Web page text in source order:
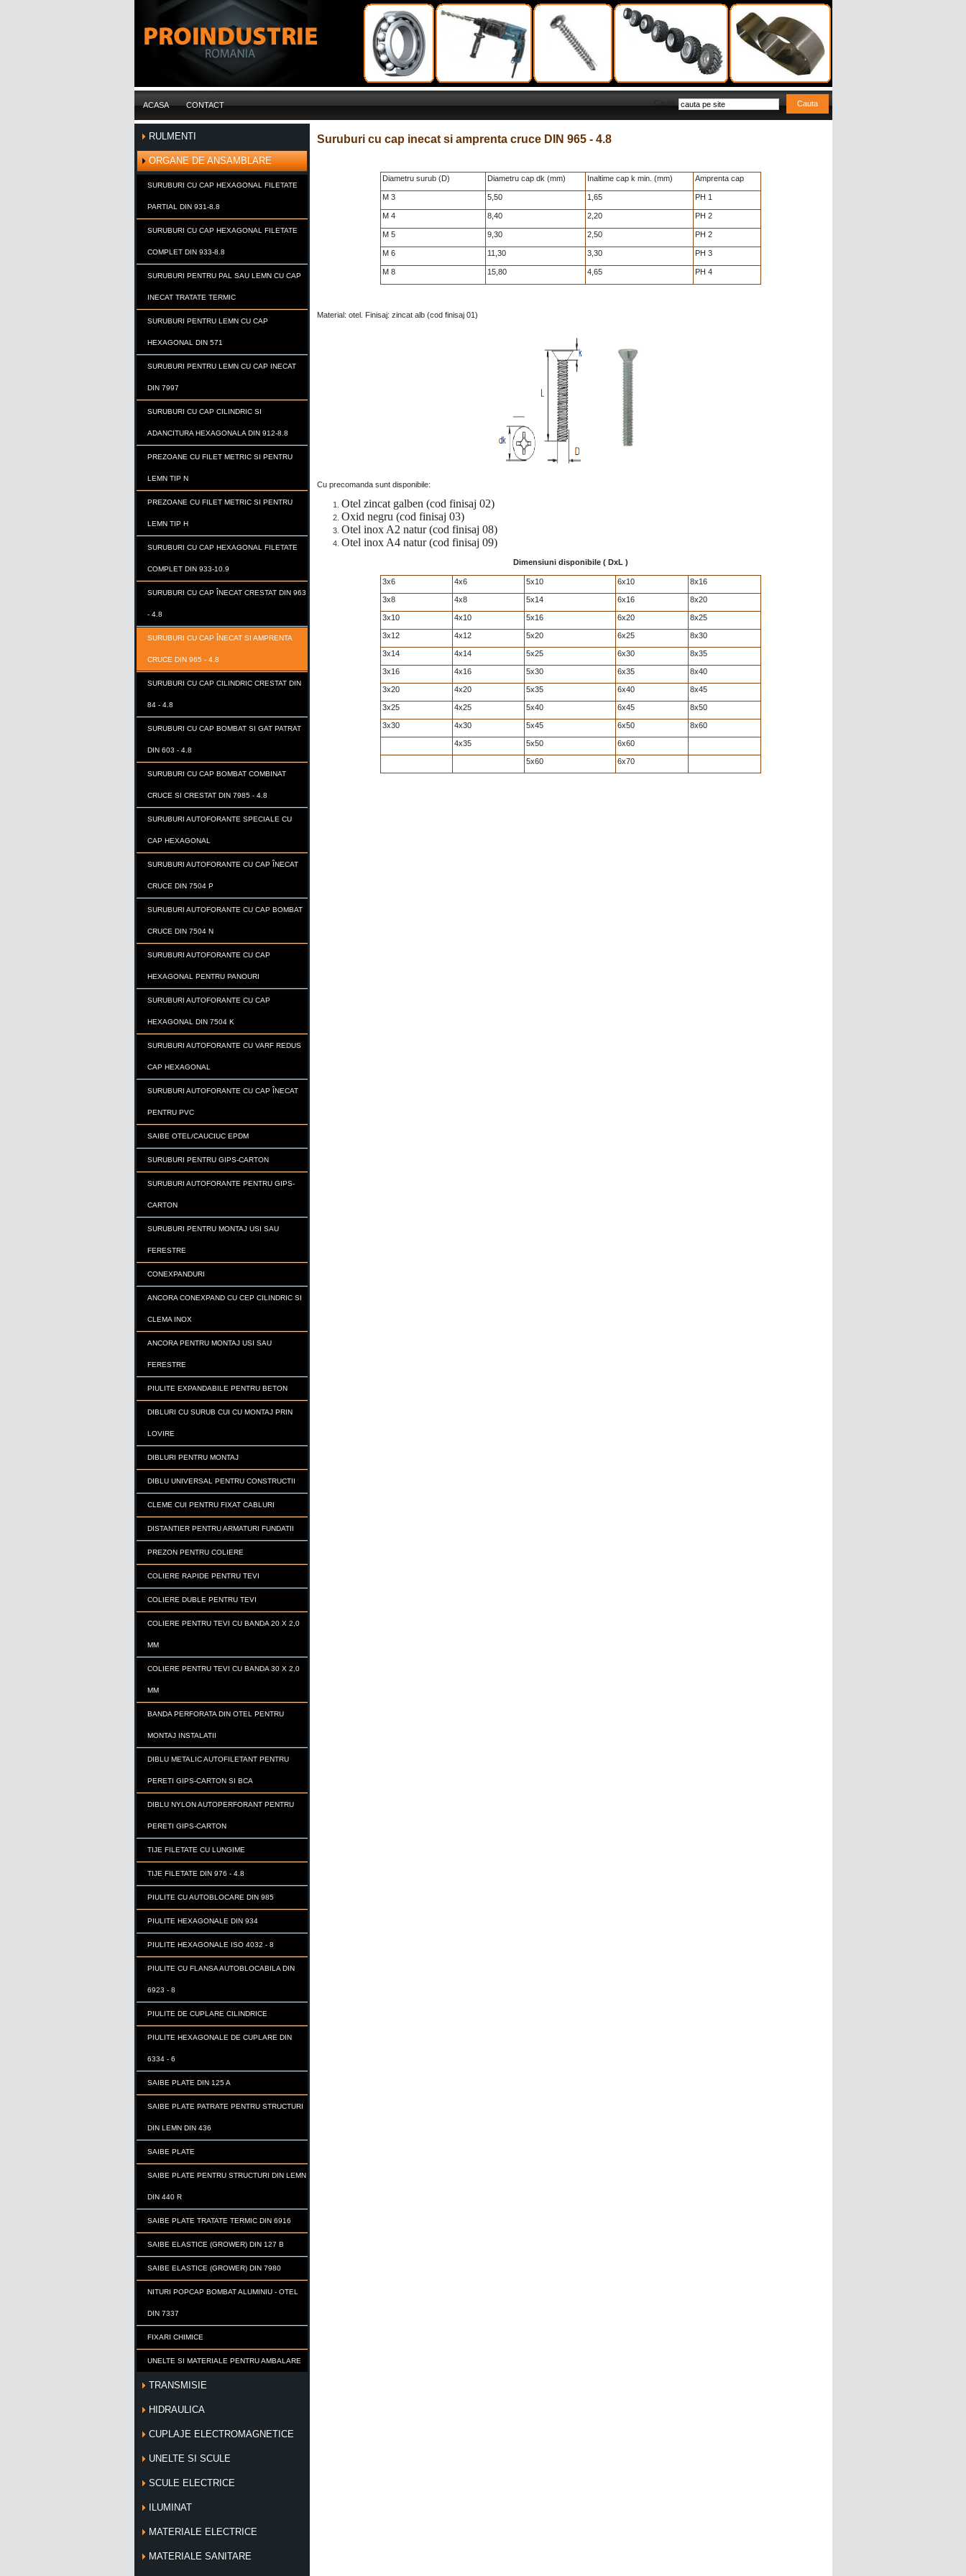
ACASA CONTACT
RULMENTI
ORGANE DE ANSAMBLARE
SURUBURI CU CAP HEXAGONAL FILETATE
PARTIAL DIN 931-8.8
SURUBURI CU CAP HEXAGONAL FILETATE
COMPLET DIN 933-8.8
SURUBURI PENTRU PAL SAU LEMN CU CAP
INECAT TRATATE TERMIC
SURUBURI PENTRU LEMN CU CAP
HEXAGONAL DIN 571
SURUBURI PENTRU LEMN CU CAP INECAT
DIN 7997
SURUBURI CU CAP CILINDRIC SI
ADANCITURA HEXAGONALA DIN 912-8.8
PREZOANE CU FILET METRIC SI PENTRU
LEMN TIP N
PREZOANE CU FILET METRIC SI PENTRU
LEMN TIP H
SURUBURI CU CAP HEXAGONAL FILETATE
COMPLET DIN 933-10.9
SURUBURI CU CAP ÎNECAT CRESTAT DIN 963
- 4.8
SURUBURI CU CAP ÎNECAT SI AMPRENTA
CRUCE DIN 965 - 4.8
SURUBURI CU CAP CILINDRIC CRESTAT DIN
84 - 4.8
SURUBURI CU CAP BOMBAT SI GAT PATRAT
DIN 603 - 4.8
SURUBURI CU CAP BOMBAT COMBINAT
CRUCE SI CRESTAT DIN 7985 - 4.8
SURUBURI AUTOFORANTE SPECIALE CU
CAP HEXAGONAL
SURUBURI AUTOFORANTE CU CAP ÎNECAT
CRUCE DIN 7504 P
SURUBURI AUTOFORANTE CU CAP BOMBAT
CRUCE DIN 7504 N
SURUBURI AUTOFORANTE CU CAP
HEXAGONAL PENTRU PANOURI
SURUBURI AUTOFORANTE CU CAP
HEXAGONAL DIN 7504 K
SURUBURI AUTOFORANTE CU VARF REDUS
CAP HEXAGONAL
SURUBURI AUTOFORANTE CU CAP ÎNECAT
PENTRU PVC
SAIBE OTEL/CAUCIUC EPDM
SURUBURI PENTRU GIPS-CARTON
SURUBURI AUTOFORANTE PENTRU GIPS-
CARTON
SURUBURI PENTRU MONTAJ USI SAU
FERESTRE
CONEXPANDURI
ANCORA CONEXPAND CU CEP CILINDRIC SI
CLEMA INOX
ANCORA PENTRU MONTAJ USI SAU
FERESTRE
PIULITE EXPANDABILE PENTRU BETON
DIBLURI CU SURUB CUI CU MONTAJ PRIN
LOVIRE
DIBLURI PENTRU MONTAJ
DIBLU UNIVERSAL PENTRU CONSTRUCTII
CLEME CUI PENTRU FIXAT CABLURI
DISTANTIER PENTRU ARMATURI FUNDATII
PREZON PENTRU COLIERE
COLIERE RAPIDE PENTRU TEVI
COLIERE DUBLE PENTRU TEVI
COLIERE PENTRU TEVI CU BANDA 20 X 2,0
MM
COLIERE PENTRU TEVI CU BANDA 30 X 2,0
MM
BANDA PERFORATA DIN OTEL PENTRU
MONTAJ INSTALATII
DIBLU METALIC AUTOFILETANT PENTRU
PERETI GIPS-CARTON SI BCA
DIBLU NYLON AUTOPERFORANT PENTRU
PERETI GIPS-CARTON
TIJE FILETATE CU LUNGIME
TIJE FILETATE DIN 976 - 4.8
PIULITE CU AUTOBLOCARE DIN 985
PIULITE HEXAGONALE DIN 934
PIULITE HEXAGONALE ISO 4032 - 8
PIULITE CU FLANSA AUTOBLOCABILA DIN
6923 - 8
PIULITE DE CUPLARE CILINDRICE
PIULITE HEXAGONALE DE CUPLARE DIN
6334 - 6
SAIBE PLATE DIN 125 A
SAIBE PLATE PATRATE PENTRU STRUCTURI
DIN LEMN DIN 436
SAIBE PLATE
SAIBE PLATE PENTRU STRUCTURI DIN LEMN
DIN 440 R
SAIBE PLATE TRATATE TERMIC DIN 6916
SAIBE ELASTICE (GROWER) DIN 127 B
SAIBE ELASTICE (GROWER) DIN 7980
NITURI POPCAP BOMBAT ALUMINIU - OTEL
DIN 7337
FIXARI CHIMICE
UNELTE SI MATERIALE PENTRU AMBALARE
TRANSMISIE
HIDRAULICA
CUPLAJE ELECTROMAGNETICE
UNELTE SI SCULE
SCULE ELECTRICE
ILUMINAT
MATERIALE ELECTRICE
MATERIALE SANITARE
Suruburi cu cap inecat si amprenta cruce DIN 965 - 4.8
Diametru surub (D) Diametru cap dk (mm) Inaltime cap k min. (mm) Amprenta cap
M 3 5,50 1,65 PH 1
M 4 8,40 2,20 PH 2
M 5 9,30 2,50 PH 2
M 6 11,30 3,30 PH 3
M 8 15,80 4,65 PH 4
Material: otel. Finisaj: zincat alb (cod finisaj 01)
Cu precomanda sunt disponibile:
Otel zincat galben (cod finisaj 02)
Oxid negru (cod finisaj 03)
Otel inox A2 natur (cod finisaj 08)
Otel inox A4 natur (cod finisaj 09)
Dimensiuni disponibile ( DxL )
3x6 4x6 5x10 6x10 8x16
3x8 4x8 5x14 6x16 8x20
3x10 4x10 5x16 6x20 8x25
3x12 4x12 5x20 6x25 8x30
3x14 4x14 5x25 6x30 8x35
3x16 4x16 5x30 6x35 8x40
3x20 4x20 5x35 6x40 8x45
3x25 4x25 5x40 6x45 8x50
3x30 4x30 5x45 6x50 8x60
4x35 5x50 6x60
5x60 6x70